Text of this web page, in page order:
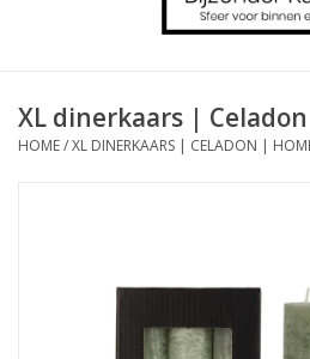
Geurkaarsen
Kaarsenhouders
XL dinerkaars |
HOME/XL DINERKAARS | CELADON |